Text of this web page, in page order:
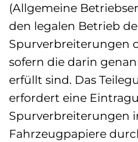
(Allgemeine
den legalen Betrieb
Spurverbreiterungen
sofern die darin
erfüllt sind. Das
erfordert eine
Spurverbreiterungen
Fahrzeugpapiere